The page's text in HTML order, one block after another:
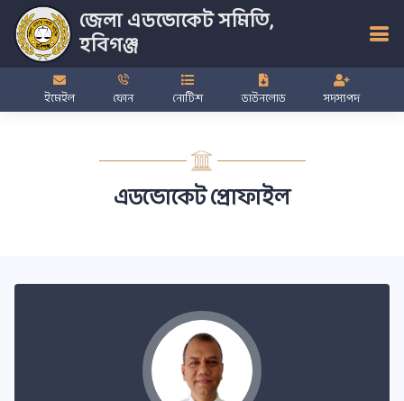
জেলা এডভোকেট সমিতি,
হবিগঞ্জ
ইমেইল ফোন নোটিশ ডাউনলোড সদস্যপদ
এডভোকেট প্রোফাইল